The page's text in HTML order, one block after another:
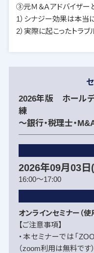
③元Ｍ＆Ａアドバイザー
1）シナジー効果は本当
2）実際に起こったトラブ
2026年版 ホールデ
練
～銀行・税理士・
2026年09月03日
16:00～17:00
オンラインセミナー（
【ご注意事項】
・本セミナーでは「
（zoom利用は無料です）